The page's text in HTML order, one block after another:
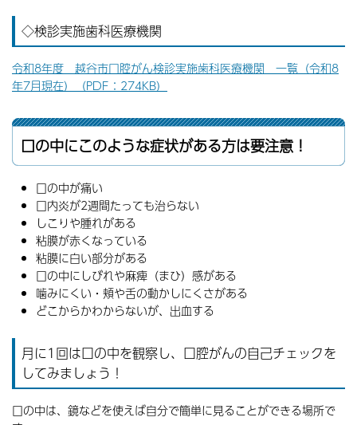
◇検診実施歯科医療機関
令和8年度 越谷市口腔がん検診実施歯科医療機関 一覧（令和8
年7月現在）（PDF：274KB）
口の中にこのような症状がある方は要注意！
口の中が痛い
口内炎が2週間たっても治らない
しこりや腫れがある
粘膜が赤くなっている
粘膜に白い部分がある
口の中にしびれや麻痺（まひ）感がある
噛みにくい・頬や舌の動かしにくさがある
どこからかわからないが、出血する
月に1回は口の中を観察し、口腔がんの自己チェックを
してみましょう！
口の中は、鏡などを使えば自分で簡単に見ることができる場所で